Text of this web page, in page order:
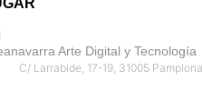
Arte Digital y Tecnología
C/ Larrabide, 17-19, 31005 Pamplona